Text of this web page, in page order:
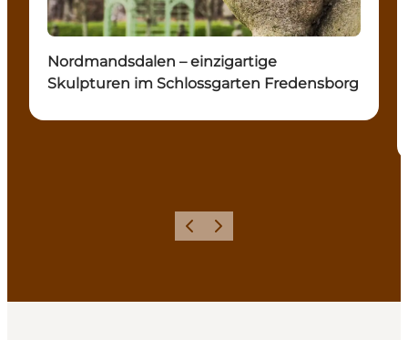
Nordmandsdalen – einzigartige
Skulpturen im Schlossgarten Fredensborg
ZurückWeiter